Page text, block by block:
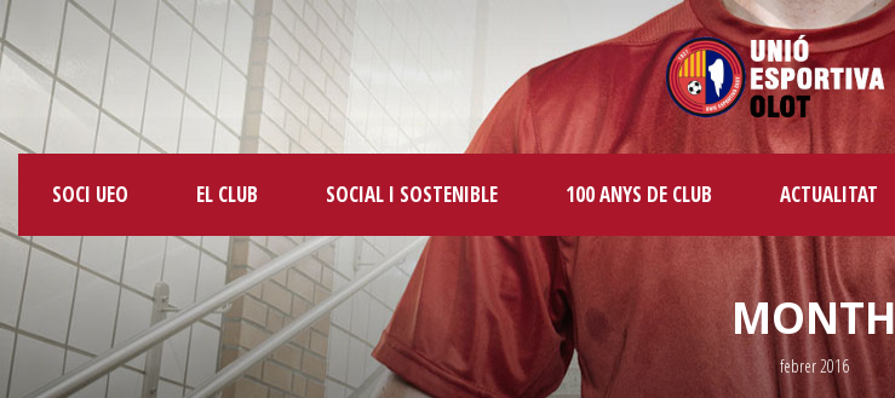
SOCI UEO EL CLUB SOCIAL I SOSTENIBLE 100 ANYS DE CLUB ACTUALITAT
MONTH
febrer 2016